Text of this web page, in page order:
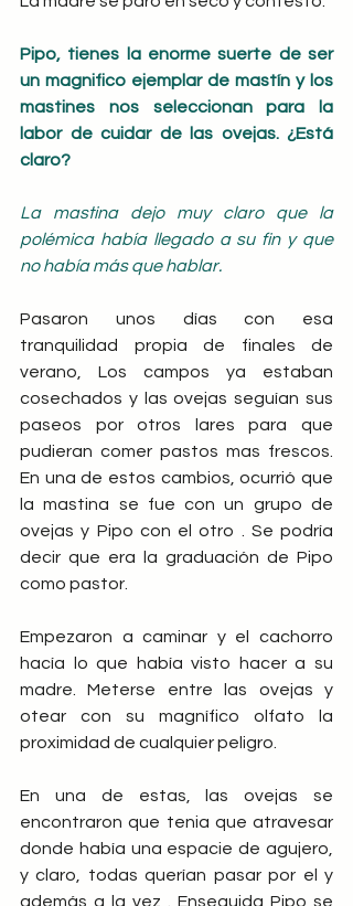
Pipo, tienes la enorme suerte de ser
un magnifico ejemplar de mastín y los
mastines nos seleccionan para la
labor de cuidar de las ovejas. ¿Está
claro?
La mastina dejo muy claro que la
polémica había llegado a su fin y que
no había más que hablar.
Pasaron unos días con esa
tranquilidad propia de finales de
verano, Los campos ya estaban
cosechados y las ovejas seguían sus
paseos por otros lares para que
pudieran comer pastos mas frescos.
En una de estos cambios, ocurrió que
la mastina se fue con un grupo de
ovejas y Pipo con el otro . Se podría
decir que era la graduación de Pipo
como pastor.
Empezaron a caminar y el cachorro
hacía lo que había visto hacer a su
madre. Meterse entre las ovejas y
otear con su magnífico olfato la
proximidad de cualquier peligro.
En una de estas, las ovejas se
encontraron que tenia que atravesar
donde había una espacie de agujero,
y claro, todas querían pasar por el y
además a la vez . Enseguida Pipo se